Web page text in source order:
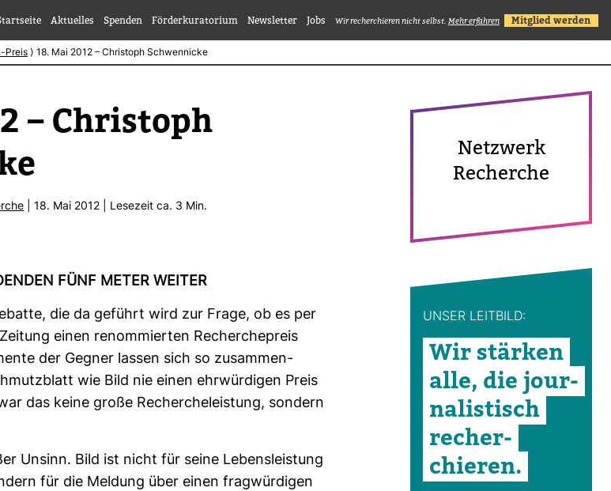
Aktuelles Spenden Förderkuratorium Newsletter Jobs Wir recherchieren nicht selbst. Mehr erfahren Mitglied werden
Preis ⟩ 18. Mai 2012 – Christoph Schwennicke
– Chris­toph
| 18. Mai 2012 | Lese­zeit ca. 3 Min.
FÜNF METER WEITER
die da geführt wird zur Frage, ob es per
einen renom­mierten Recher­che­preis
der Gegner lassen sich so zusam­men­
wie Bild nie einen ehr­wür­digen Preis
das keine große Recher­che­leis­tung, son­dern
Unsinn. Bild ist nicht für seine Lebens­leis­tung
für die Mel­dung über einen frag­wür­digen
Netz­werk
Recherche
UNSER LEIT­BILD:
Wir stärken
alle, die jour­
na­lis­tisch
recher­
chieren.